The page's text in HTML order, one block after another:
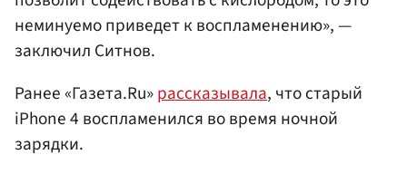
неминуемо приведет к воспламенению», —
заключил Ситнов.
Ранее «Газета.Ru»рассказывала, что старый
iPhone 4 воспламенился во время ночной
зарядки.